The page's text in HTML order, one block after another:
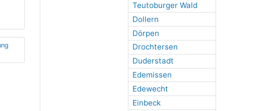
Teutoburger Wald
Dollern
Dörpen
Drochtersen
Duderstadt
Edemissen
Edewecht
Einbeck